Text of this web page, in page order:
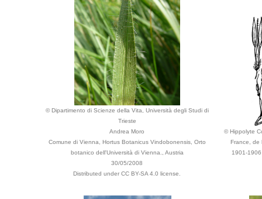
© Dipartimento di Scienze della Vita, Università degli Studi di
Trieste
Andrea Moro
Comune di Vienna, Hortus Botanicus Vindobonensis, Orto
botanico dell'Università di Vienna., Austria
30/05/2008
Distributed under CC BY-SA 4.0 license.
© Hippolyte
France, de
1901-